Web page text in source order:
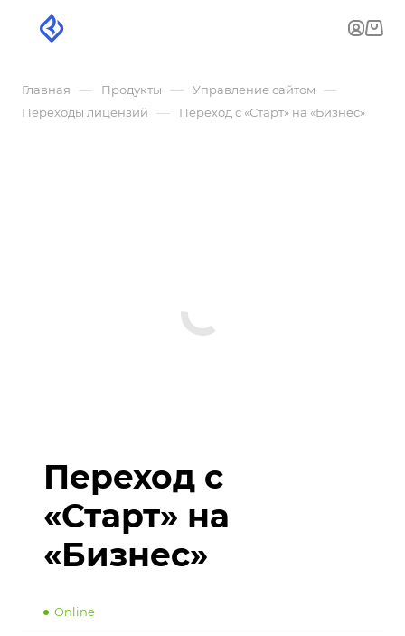
Главная — Продукты — Управление сайтом —
Переходы лицензий — Переход с «Старт» на «Бизнес»
Переход с
«Старт» на
«Бизнес»
Online